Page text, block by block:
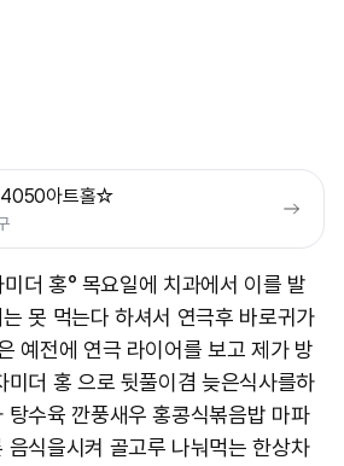
아트홀☆
더 홍° 목요일에 치과에서 이를 발
못 먹는다 하셔서 연극후 바로귀가
예전에 연극 라이어를 보고 제가 방
미더 홍 으로 뒷풀이겸 늦은식사를하
탕수육 깐풍새우 홍콩식볶음밥 마파
음식을시켜 골고루 나눠먹는 한상차